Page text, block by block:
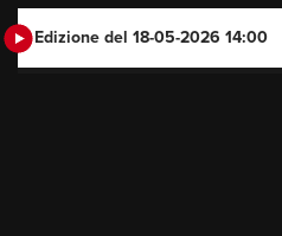
Edizione del 18-05-2026 14:00